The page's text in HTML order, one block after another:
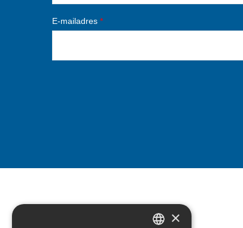
E-mailadres *
×